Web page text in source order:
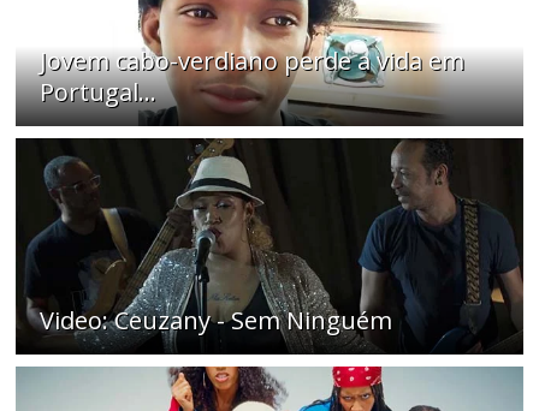
Jovem cabo-verdiano perde a vida em
Portugal...
Video: Ceuzany - Sem Ninguém